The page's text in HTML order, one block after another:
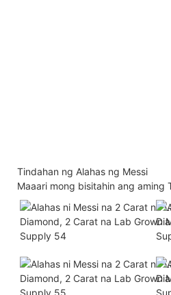
Tindahan ng Alahas ng Messi
Maaari mong bisitahin ang